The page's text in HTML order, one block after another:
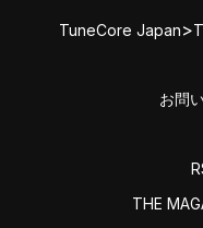
TuneCore Japan>
お問
THE